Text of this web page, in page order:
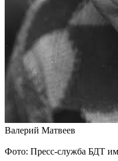
Валерий Матвеев
Фото: Пресс-служба БДТ